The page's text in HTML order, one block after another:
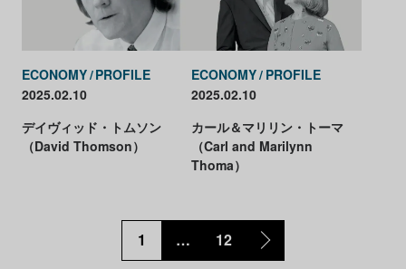
ECONOMY PROFILE
2025.02.10
デイヴィッド・トムソン
（David Thomson）
ECONOMY PROFILE
2025.02.10
カール＆マリリン・トーマ
（Carl and Marilynn
Thoma）
1 … 12